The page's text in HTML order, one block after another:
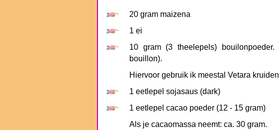
20 gram maizena
1 ei
10 gram (3 theelepels)
bouillon).
Hiervoor gebruik ik meestal Vetara
1 eetlepel sojasaus (dark)
1 eetlepel cacao poeder (12 - 15 gram)
Als je cacaomassa neemt: ca. 30 gram.